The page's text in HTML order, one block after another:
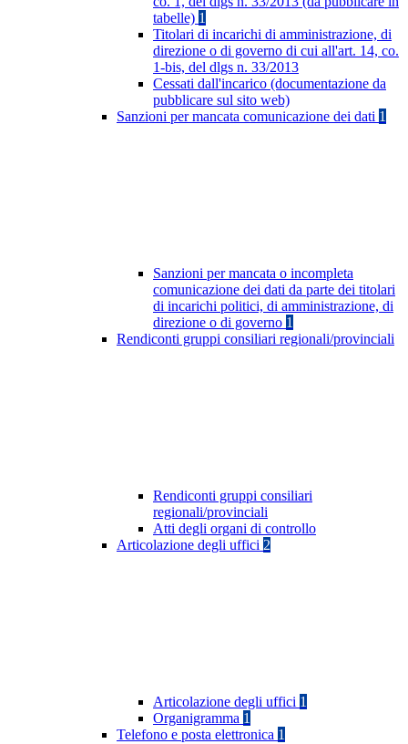
tabelle) 1
Titolari di incarichi di amministrazione, di
direzione o di governo di cui all'art. 14, co.
1-bis, del dlgs n. 33/2013
Cessati dall'incarico (documentazione da
pubblicare sul sito web)
Sanzioni per mancata comunicazione dei dati 1
Sanzioni per mancata o incompleta
comunicazione dei dati da parte dei titolari
di incarichi politici, di amministrazione, di
direzione o di governo 1
Rendiconti gruppi consiliari regionali/provinciali
Rendiconti gruppi consiliari
regionali/provinciali
Atti degli organi di controllo
Articolazione degli uffici 2
Articolazione degli uffici 1
Organigramma 1
Telefono e posta elettronica 1